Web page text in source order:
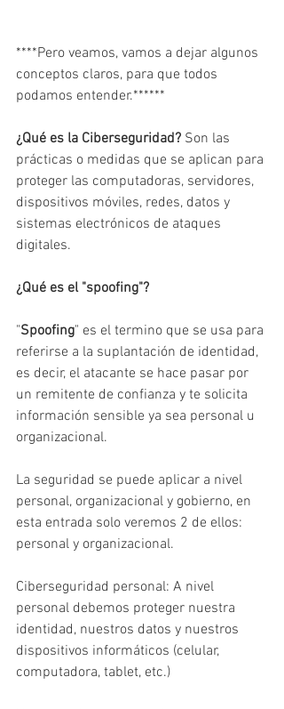
****Pero veamos, vamos a dejar algunos
conceptos claros, para que todos
podamos entender.******
¿Qué es la Ciberseguridad? Son las
prácticas o medidas que se aplican para
proteger las computadoras, servidores,
dispositivos móviles, redes, datos y
sistemas electrónicos de ataques
digitales.
¿Qué es el "spoofing"?
"Spoofing" es el termino que se usa para
referirse a la suplantación de identidad,
es decir, el atacante se hace pasar por
un remitente de confianza y te solicita
información sensible ya sea personal u
organizacional.
La seguridad se puede aplicar a nivel
personal, organizacional y gobierno, en
esta entrada solo veremos 2 de ellos:
personal y organizacional.
Ciberseguridad personal: A nivel
personal debemos proteger nuestra
identidad, nuestros datos y nuestros
dispositivos informáticos (celular,
computadora, tablet, etc.)